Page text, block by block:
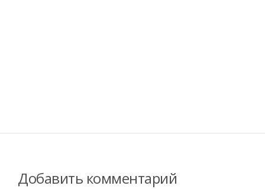
Добавить комментарий